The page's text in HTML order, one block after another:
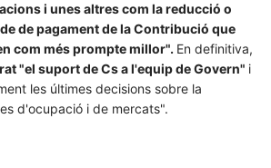
i unes altres com la reducció o
de pagament de la Contribució que
com més prompte millor". En definitiva,
"el suport de Cs a l'equip de Govern" i
les últimes decisions sobre la
d'ocupació i de mercats".